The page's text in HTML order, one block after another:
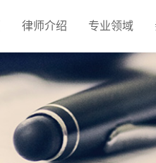
律师介绍 专业领域